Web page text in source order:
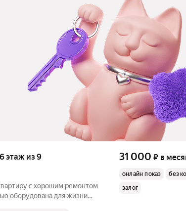
этаж из 9
с хорошим ремонтом
оборудована для жизни
31 000 ₽ в
онлайн показ
без
залог